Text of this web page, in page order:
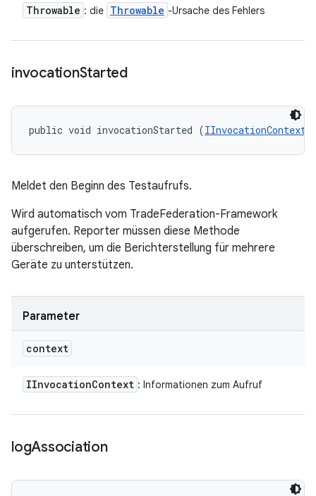
Throwable : die Throwable -Ursache des Fehlers
invocationStarted
public void invocationStarted (IInvocationContext
Meldet den Beginn des Testaufrufs.
Wird automatisch vom TradeFederation-Framework
aufgerufen. Reporter müssen diese Methode
überschreiben, um die Berichterstellung für mehrere
Geräte zu unterstützen.
Parameter
context
IInvocationContext : Informationen zum Aufruf
logAssociation